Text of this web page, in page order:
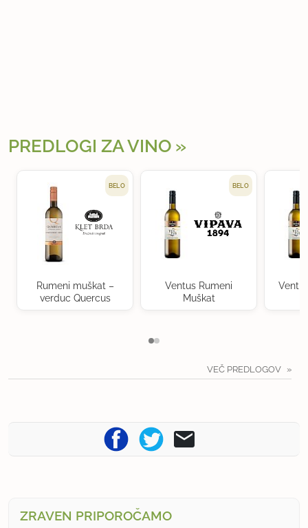
PREDLOGI ZA VINO
BELO
Rumeni muškat –
verduc Quercus
BELO
Ventus Rumeni
Muškat
VEČ PREDLOGOV
ZRAVEN PRIPOROČAMO